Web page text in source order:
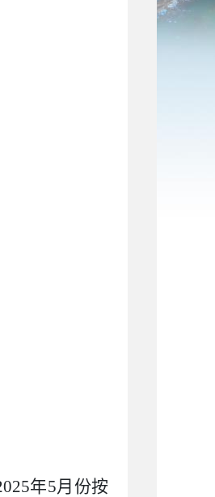
年5月份按